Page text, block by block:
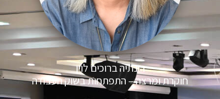
רינתיה ברוכים לוין
חוקרת ומרצה – התפתחות בשוק העבודה